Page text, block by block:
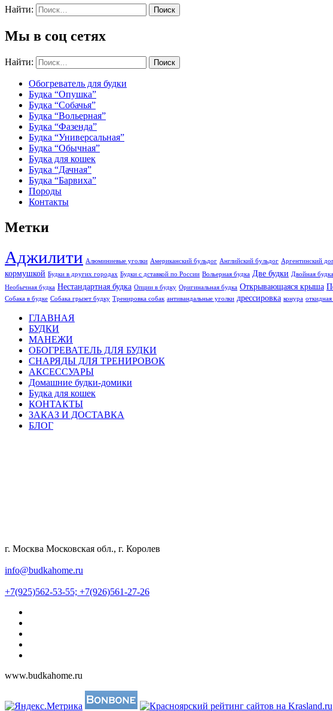
Найти:
Мы в соц сетях
Найти:
Обогреватель для будки
Будка “Опушка”
Будка “Собачья”
Будка “Вольерная”
Будка “Фазенда”
Будка “Универсальная”
Будка “Обычная”
Будка для кошек
Будка “Дачная”
Будка “Барвиха”
Породы
Контакты
Метки
Аджилити Алюминиевые уголки Американский бульдог Английский бульдог Аргентинский
кормушкой Будки в других городах Будки с дставкой по России Вольерная будка Две будки Двойная будка
Необычная будка Нестандартная будка Опции в будку Оригинальная будка Открывающаяся крыша
Собака в будке Собака грызет будку Тренировка собак антивандальные уголки дрессировка конура
ГЛАВНАЯ
БУДКИ
МАНЕЖИ
ОБОГРЕВАТЕЛЬ ДЛЯ БУДКИ
СНАРЯДЫ ДЛЯ ТРЕНИРОВОК
АКСЕССУАРЫ
Домашние будки-домики
Будка для кошек
КОНТАКТЫ
ЗАКАЗ И ДОСТАВКА
БЛОГ
г. Москва Московская обл., г. Королев
info@budkahome.ru
+7(925)562-53-55; +7(926)561-27-26
www.budkahome.ru